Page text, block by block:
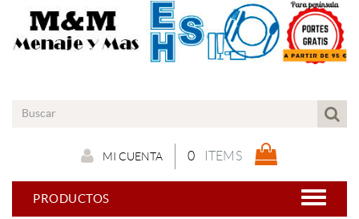
0 ITEMS
MI CUENTA
PRODUCTOS